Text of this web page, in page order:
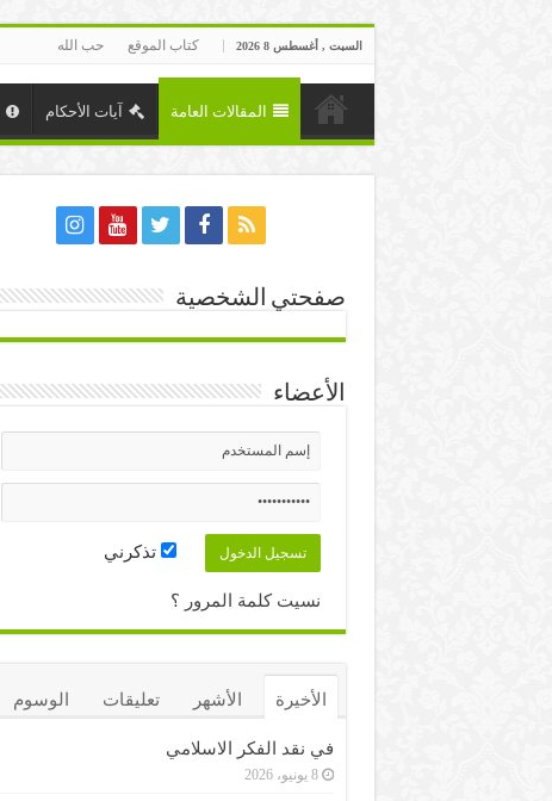
السبت , أغسطس 8 2026 كتاب الموقع حب الله
المقالات العامة آيات الأحكام
صفحتي الشخصية
الأعضاء
تذكرني
نسيت كلمة المرور ؟
الأخيرة الأشهر تعليقات الوسوم
في نقد الفكر الاسلامي
8 يونيو، 2026